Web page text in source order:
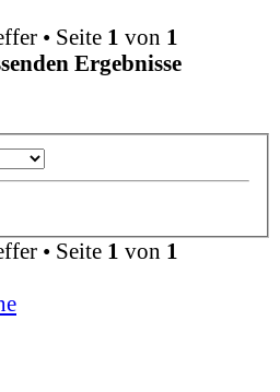
• Seite 1 von 1
Ergebnisse
• Seite 1 von 1